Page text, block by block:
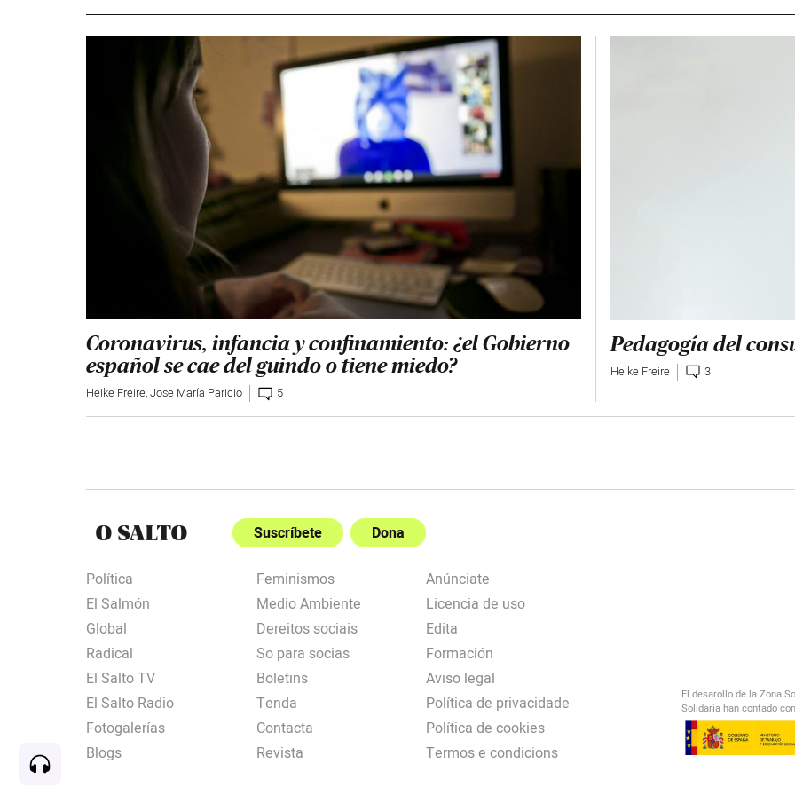
Coronavirus, infancia y confinamiento: ¿el Gobierno
español se cae del guindo o tiene miedo?
Heike Freire,Jose María Paricio 5
Pedagogía del
Heike Freire 3
Suscríbete Dona
Política
El Salmón
Global
Radical
El Salto TV
El Salto Radio
Fotogalerías
Blogs
Feminismos
Medio Ambiente
Dereitos sociais
So para socias
Boletins
Tenda
Contacta
Revista
Anúnciate
Licencia de uso
Edita
Formación
Aviso legal
Política de privacidade
Política de cookies
Termos e condicions
El desarollo de la Zona
Solidaria han contado